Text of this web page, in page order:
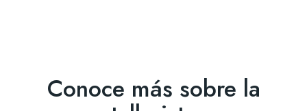
Conoce más sobre la